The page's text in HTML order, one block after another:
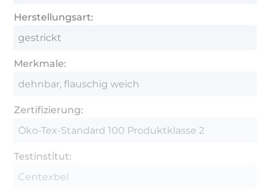
Herstellungsart:
gestrickt
Merkmale:
dehnbar, flauschig weich
Zertifizierung:
Öko-Tex-Standard 100 Produktklasse 2
Testinstitut:
Centexbel